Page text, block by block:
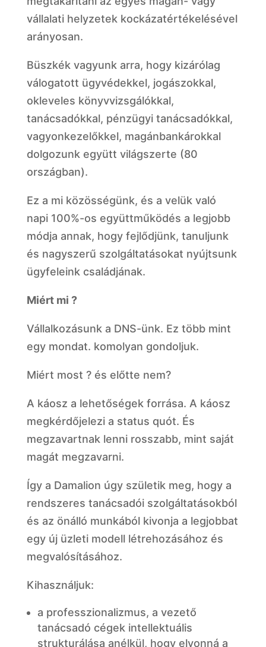
vállalati helyzetek kockázatértékelésével
arányosan.
Büszkék vagyunk arra, hogy kizárólag
válogatott ügyvédekkel, jogászokkal,
okleveles könyvvizsgálókkal,
tanácsadókkal, pénzügyi tanácsadókkal,
vagyonkezelőkkel, magánbankárokkal
dolgozunk együtt világszerte (80
országban).
Ez a mi közösségünk, és a velük való
napi 100%-os együttműködés a legjobb
módja annak, hogy fejlődjünk, tanuljunk
és nagyszerű szolgáltatásokat nyújtsunk
ügyfeleink családjának.
Miért mi ?
Vállalkozásunk a DNS-ünk. Ez több mint
egy mondat. komolyan gondoljuk.
Miért most ? és előtte nem?
A káosz a lehetőségek forrása. A káosz
megkérdőjelezi a status quót. És
megzavartnak lenni rosszabb, mint saját
magát megzavarni.
Így a Damalion úgy születik meg, hogy a
rendszeres tanácsadói szolgáltatásokból
és az önálló munkából kivonja a legjobbat
egy új üzleti modell létrehozásához és
megvalósításához.
Kihasználjuk:
a professzionalizmus, a vezető
tanácsadó cégek intellektuális
strukturálása anélkül, hogy elvonná a